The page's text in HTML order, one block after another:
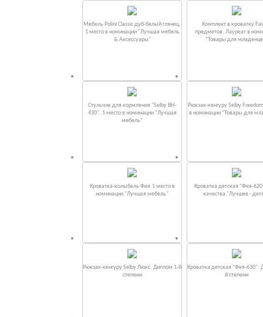
Мебель Polini Classic дуб-белый глянец.
1 место в номинации "Лучшая мебель
& Аксессуары"
Комплект в кроватку
предметов. Лауреат в
“Товары для
Стульчик для кормления "Selby BH-
430". 1 место в номинации "Лучшая
мебель"
Рюкзак-кенгуру Selby
в номинации “Товары для
Кроватка-колыбель Фея.1 место в
номинации "Лучшая мебель"
Кроватка детская "Фея-
качества "Лучшее -
Рюкзак-кенгуру Selby Люкс. Диплом 1-й
степени
Кроватка детская "Фея-630".
й степени